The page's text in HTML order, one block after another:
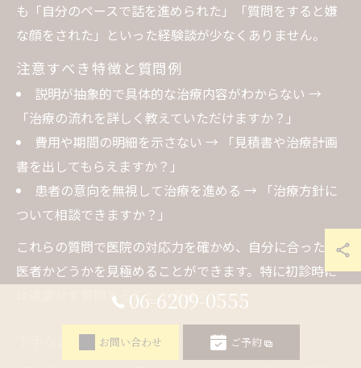
も「自分のペースで話を進められた」「質問をすると嫌
な顔をされた」といった経験談が少なくありません。
注意すべき特徴と質問例
説明が抽象的で具体的な治療内容がわからない →
「治療の流れを詳しく教えていただけますか？」
費用や期間の明細を示さない → 「見積書や治療計画
書を出してもらえますか？」
患者の意向を無視して治療を進める → 「治療方針に
ついて相談できますか？」
これらの質問で医院の対応力を確かめ、自分に合った歯
医者かどうかを見極めることができます。特に初診時に
は遠慮せず質問することが重要です。
下手な歯医者の判断基準と質問術
06-6209-0555
お問い合わせ ご予約